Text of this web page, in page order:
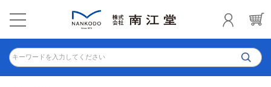
キーワードを入力してください